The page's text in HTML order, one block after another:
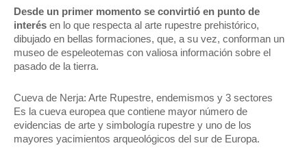
Desde un primer momento se convirtió en punto de
interés en lo que respecta al arte rupestre prehistórico,
dibujado en bellas formaciones, que, a su vez, conforman un
museo de espeleotemas con valiosa información sobre el
pasado de la tierra.
Cueva de Nerja: Arte Rupestre, endemismos y 3 sectores
Es la cueva europea que contiene mayor número de
evidencias de arte y simbología rupestre y uno de los
mayores yacimientos arqueológicos del sur de Europa.